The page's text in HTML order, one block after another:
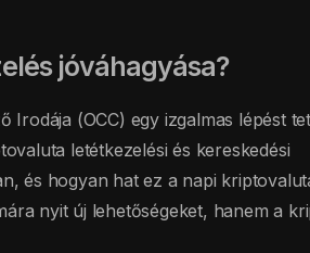
jóváhagyása?
Irodája (OCC) egy izgalmas lépést
letétkezelési és kereskedési
és hogyan hat ez a napi
nyit új lehetőségeket, hanem a